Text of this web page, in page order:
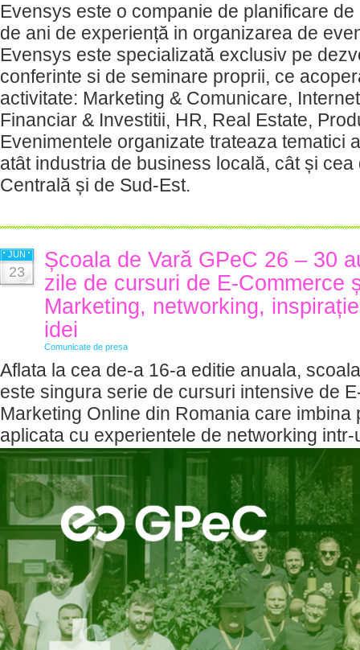
Evensys este o companie de planificare
de ani de experiență in organizarea de
Evensys este specializată exclusiv pe
conferinte si de seminare proprii, ce
activitate: Marketing & Comunicare,
Financiar & Investitii, HR, Real Estate,
Evenimentele organizate trateaza tematici
atât industria de business locală, cât și cea
Centrală și de Sud-Est.
JUN
23
Școala de Vară GPeC 26 – 30
zile de cursuri de E-Commerce
Marketing, networking,
idei
Comunicate de presa
Aflata la cea de-a 16-a editie anuala,
este singura serie de cursuri intensive de
Marketing Online din Romania care imbina
aplicata cu experientele de networking